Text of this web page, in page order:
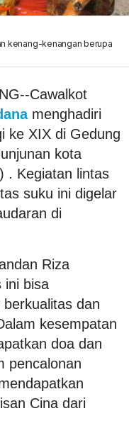
kenang-kenangan berupa
Cawalkot
menghadiri
ke XIX di Gedung
kota
. Kegiatan lintas
suku ini digelar
di
Riza
ini bisa
dan
kesempatan
doa dan
pencalonan
Cina dari